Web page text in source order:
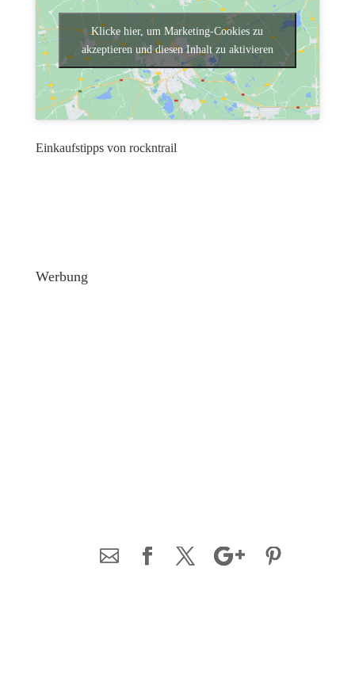
Klicke hier, um Marketing-Cookies zu
akzeptieren und diesen Inhalt zu aktivieren
Einkaufstipps von rockntrail
Werbung